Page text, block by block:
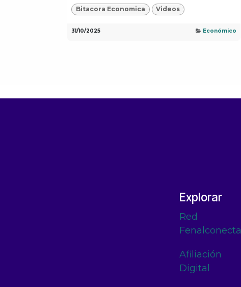
Bitacora Economica Videos
31/10/2025 Económico
Explorar
Red
Fenalconecta
Afiliación
Digital